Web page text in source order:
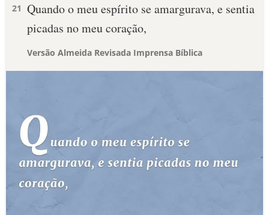
21 Quando o meu espírito se amargurava, e sentia
picadas no meu coração,
Versão Almeida Revisada Imprensa Bíblica